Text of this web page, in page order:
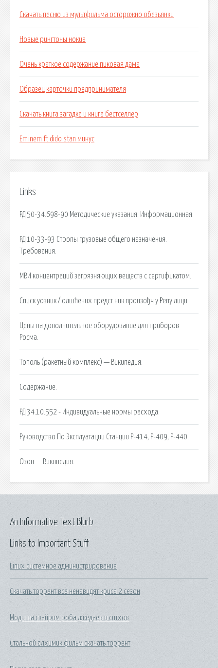
Скачать песню из мультфильма осторожно обезьянки
Новые рингтоны нокиа
Очень краткое содержание пиковая дама
Образец карточки предпринимателя
Скачать книга загадка и книга бестселлер
Eminem ft dido stan минус
Links
РД 50-34.698-90 Методические указания. Информационная.
РД 10-33-93 Стропы грузовые общего назначения.
Требования.
МВИ концентраций загрязняющих веществ с сертификатом.
Списк уозник / олшћених предст ник произођч у Репу лици.
Цены на дополнительное оборудование для приборов
Росма.
Тополь (ракетный комплекс) — Википедия.
Содержание.
РД 34.10.552 - Индивидуальные нормы расхода.
Руководство По Эксплуатации Станции Р-414, Р-409, Р-440.
Озон — Википедия.
Links to Important Stuff
Linux системное администрирование
Скачать торрент все ненавидят криса 2 сезон
Моды на скайрим роба джедаев и ситхов
Стальной алхимик фильм скачать торрент
An Informative Text Blurb